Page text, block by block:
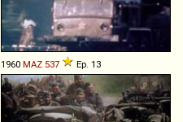
1960 MAZ 537 Ep. 13